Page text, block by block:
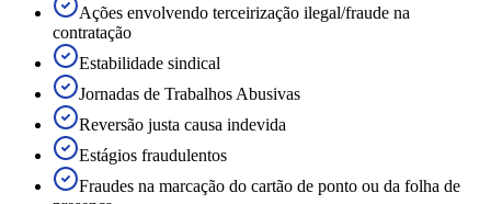
Ações envolvendo terceirização ilegal/fraude na
contratação
Estabilidade sindical
Jornadas de Trabalhos Abusivas
Reversão justa causa indevida
Estágios fraudulentos
Fraudes na marcação do cartão de ponto ou da folha de